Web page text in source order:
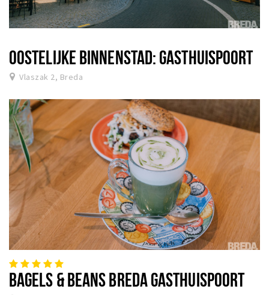
OOSTELIJKE BINNENSTAD: GASTHUISPOORT
Vlaszak 2, Breda
BAGELS & BEANS BREDA GASTHUISPOORT